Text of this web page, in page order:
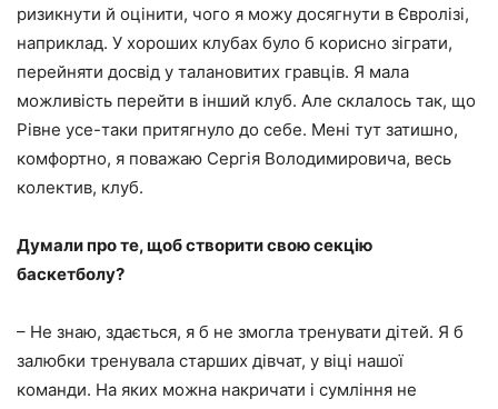
ризикнути й оцінити, чого я можу досягнути в Євролізі,
наприклад. У хороших клубах було б корисно зіграти,
перейняти досвід у талановитих гравців. Я мала
можливість перейти в інший клуб. Але склалось так, що
Рівне усе-таки притягнуло до себе. Мені тут затишно,
комфортно, я поважаю Сергія Володимировича, весь
колектив, клуб.
Думали про те, щоб створити свою секцію
баскетболу?
– Не знаю, здається, я б не змогла тренувати дітей. Я б
залюбки тренувала старших дівчат, у віці нашої
команди. На яких можна накричати і сумління не